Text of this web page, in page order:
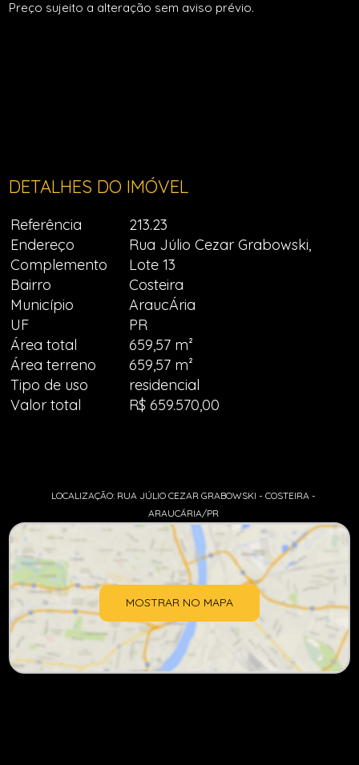
Preço sujeito a alteração sem aviso prévio.
DETALHES DO IMÓVEL
Referência
213.23
Endereço
Rua Júlio Cezar Grabowski,
Complemento
Lote 13
Bairro
Costeira
Município
AraucÁria
UF
PR
Área total
659,57 m²
Área terreno
659,57 m²
Tipo de uso
residencial
Valor total
R$ 659.570,00
LOCALIZAÇÃO: RUA JÚLIO CEZAR GRABOWSKI - COSTEIRA -
ARAUCÁRIA/PR
MOSTRAR NO MAPA